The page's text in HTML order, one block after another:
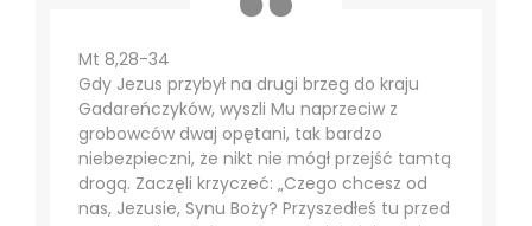
Mt 8,28-34
Gdy Jezus przybył na drugi brzeg do kraju
Gadareńczyków, wyszli Mu naprzeciw z
grobowców dwaj opętani, tak bardzo
niebezpieczni, że nikt nie mógł przejść tamtą
drogą. Zaczęli krzyczeć: „Czego chcesz od
nas, Jezusie, Synu Boży? Przyszedłeś tu przed